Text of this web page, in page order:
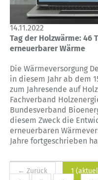
14.11.2022
Tag der Holzwärme: 46
erneuerbarer Wärme
Die Wärmeversorgung
in diesem Jahr ab dem
zum Jahresende auf
Fachverband
Bundesverband
diesem Zweck die
erneuerbaren
Jahre fortgeschrieben
← Zurück 1